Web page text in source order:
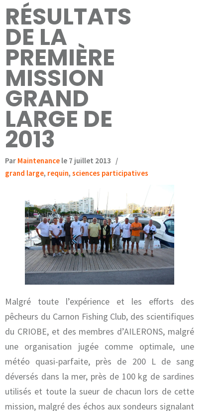
RÉSULTATS
DE LA
PREMIÈRE
MISSION
GRAND
LARGE DE
2013
Par Maintenance le 7 juillet 2013 /
grand large, requin, sciences participatives
Malgré toute l’expérience et les efforts des
pêcheurs du Carnon Fishing Club, des scientifiques
du CRIOBE, et des membres d’AILERONS, malgré
une organisation jugée comme optimale, une
météo quasi-parfaite, près de 200 L de sang
déversés dans la mer, près de 100 kg de sardines
utilisés et toute la sueur de chacun lors de cette
mission, malgré des échos aux sondeurs signalant